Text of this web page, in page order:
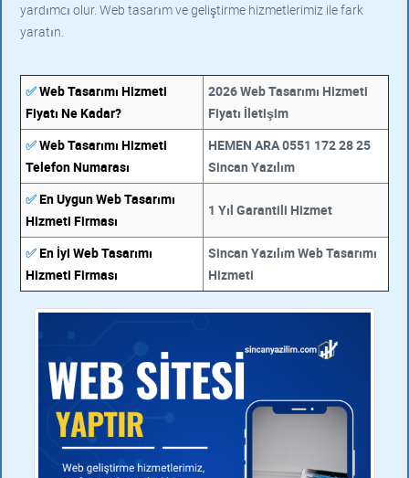
yardımcı olur. Web tasarım ve geliştirme hizmetlerimiz ile fark
yaratın.
✅Web Tasarımı Hizmeti
Fiyatı Ne Kadar?
2026 Web Tasarımı Hizmeti
Fiyatı İletişim
✅Web Tasarımı Hizmeti
Telefon Numarası
HEMEN ARA 0551 172 28 25
Sincan Yazılım
✅En Uygun Web Tasarımı
Hizmeti Firması
1 Yıl Garantili Hizmet
✅En İyi Web Tasarımı
Hizmeti Firması
Sincan Yazılım Web Tasarımı
Hizmeti